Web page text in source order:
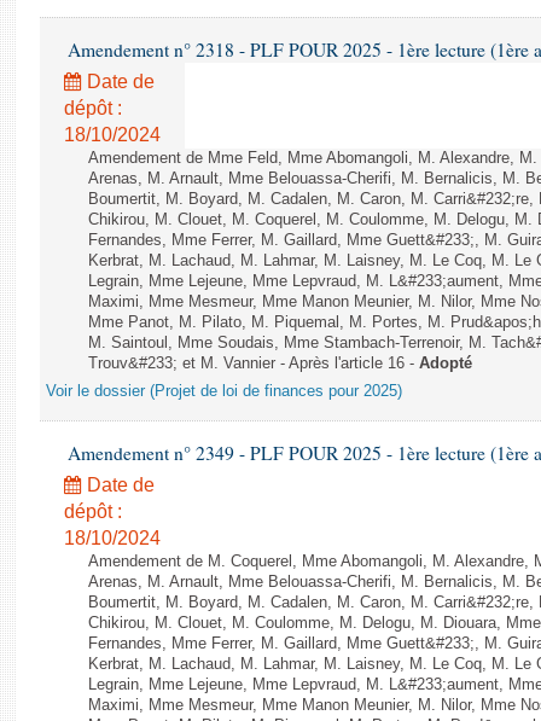
Amendement n° 2318 - PLF POUR 2025 - 1ère lecture (1ère
Date de
dépôt :
18/10/2024
Amendement de Mme Feld, Mme Abomangoli, M. Alexandre,
Arenas, M. Arnault, Mme Belouassa-Cherifi, M. Bernalicis, M.
Boumertit, M. Boyard, M. Cadalen, M. Caron, M.
Chikirou, M. Clouet, M. Coquerel, M. Coulomme, M. Delogu, M.
Fernandes, Mme Ferrer, M. Gaillard, Mme Guett&#233;, M.
Kerbrat, M. Lachaud, M. Lahmar, M. Laisney, M. Le Coq, M. Le
Legrain, Mme Lejeune, Mme Lepvraud, M. L&#233;aument,
Maximi, Mme Mesmeur, Mme Manon Meunier, M. Nilor, Mme
Mme Panot, M. Pilato, M. Piquemal, M. Portes, M.
M. Saintoul, Mme Soudais, Mme Stambach-Terrenoir, M.
Trouv&#233; et M. Vannier - Après l'article 16 - Adopté
Voir le dossier (Projet de loi de finances pour 2025)
Amendement n° 2349 - PLF POUR 2025 - 1ère lecture (1ère
Date de
dépôt :
18/10/2024
Amendement de M. Coquerel, Mme Abomangoli, M. Alexandre,
Arenas, M. Arnault, Mme Belouassa-Cherifi, M. Bernalicis, M.
Boumertit, M. Boyard, M. Cadalen, M. Caron, M.
Chikirou, M. Clouet, M. Coulomme, M. Delogu, M. Diouara,
Fernandes, Mme Ferrer, M. Gaillard, Mme Guett&#233;, M.
Kerbrat, M. Lachaud, M. Lahmar, M. Laisney, M. Le Coq, M. Le
Legrain, Mme Lejeune, Mme Lepvraud, M. L&#233;aument,
Maximi, Mme Mesmeur, Mme Manon Meunier, M. Nilor, Mme